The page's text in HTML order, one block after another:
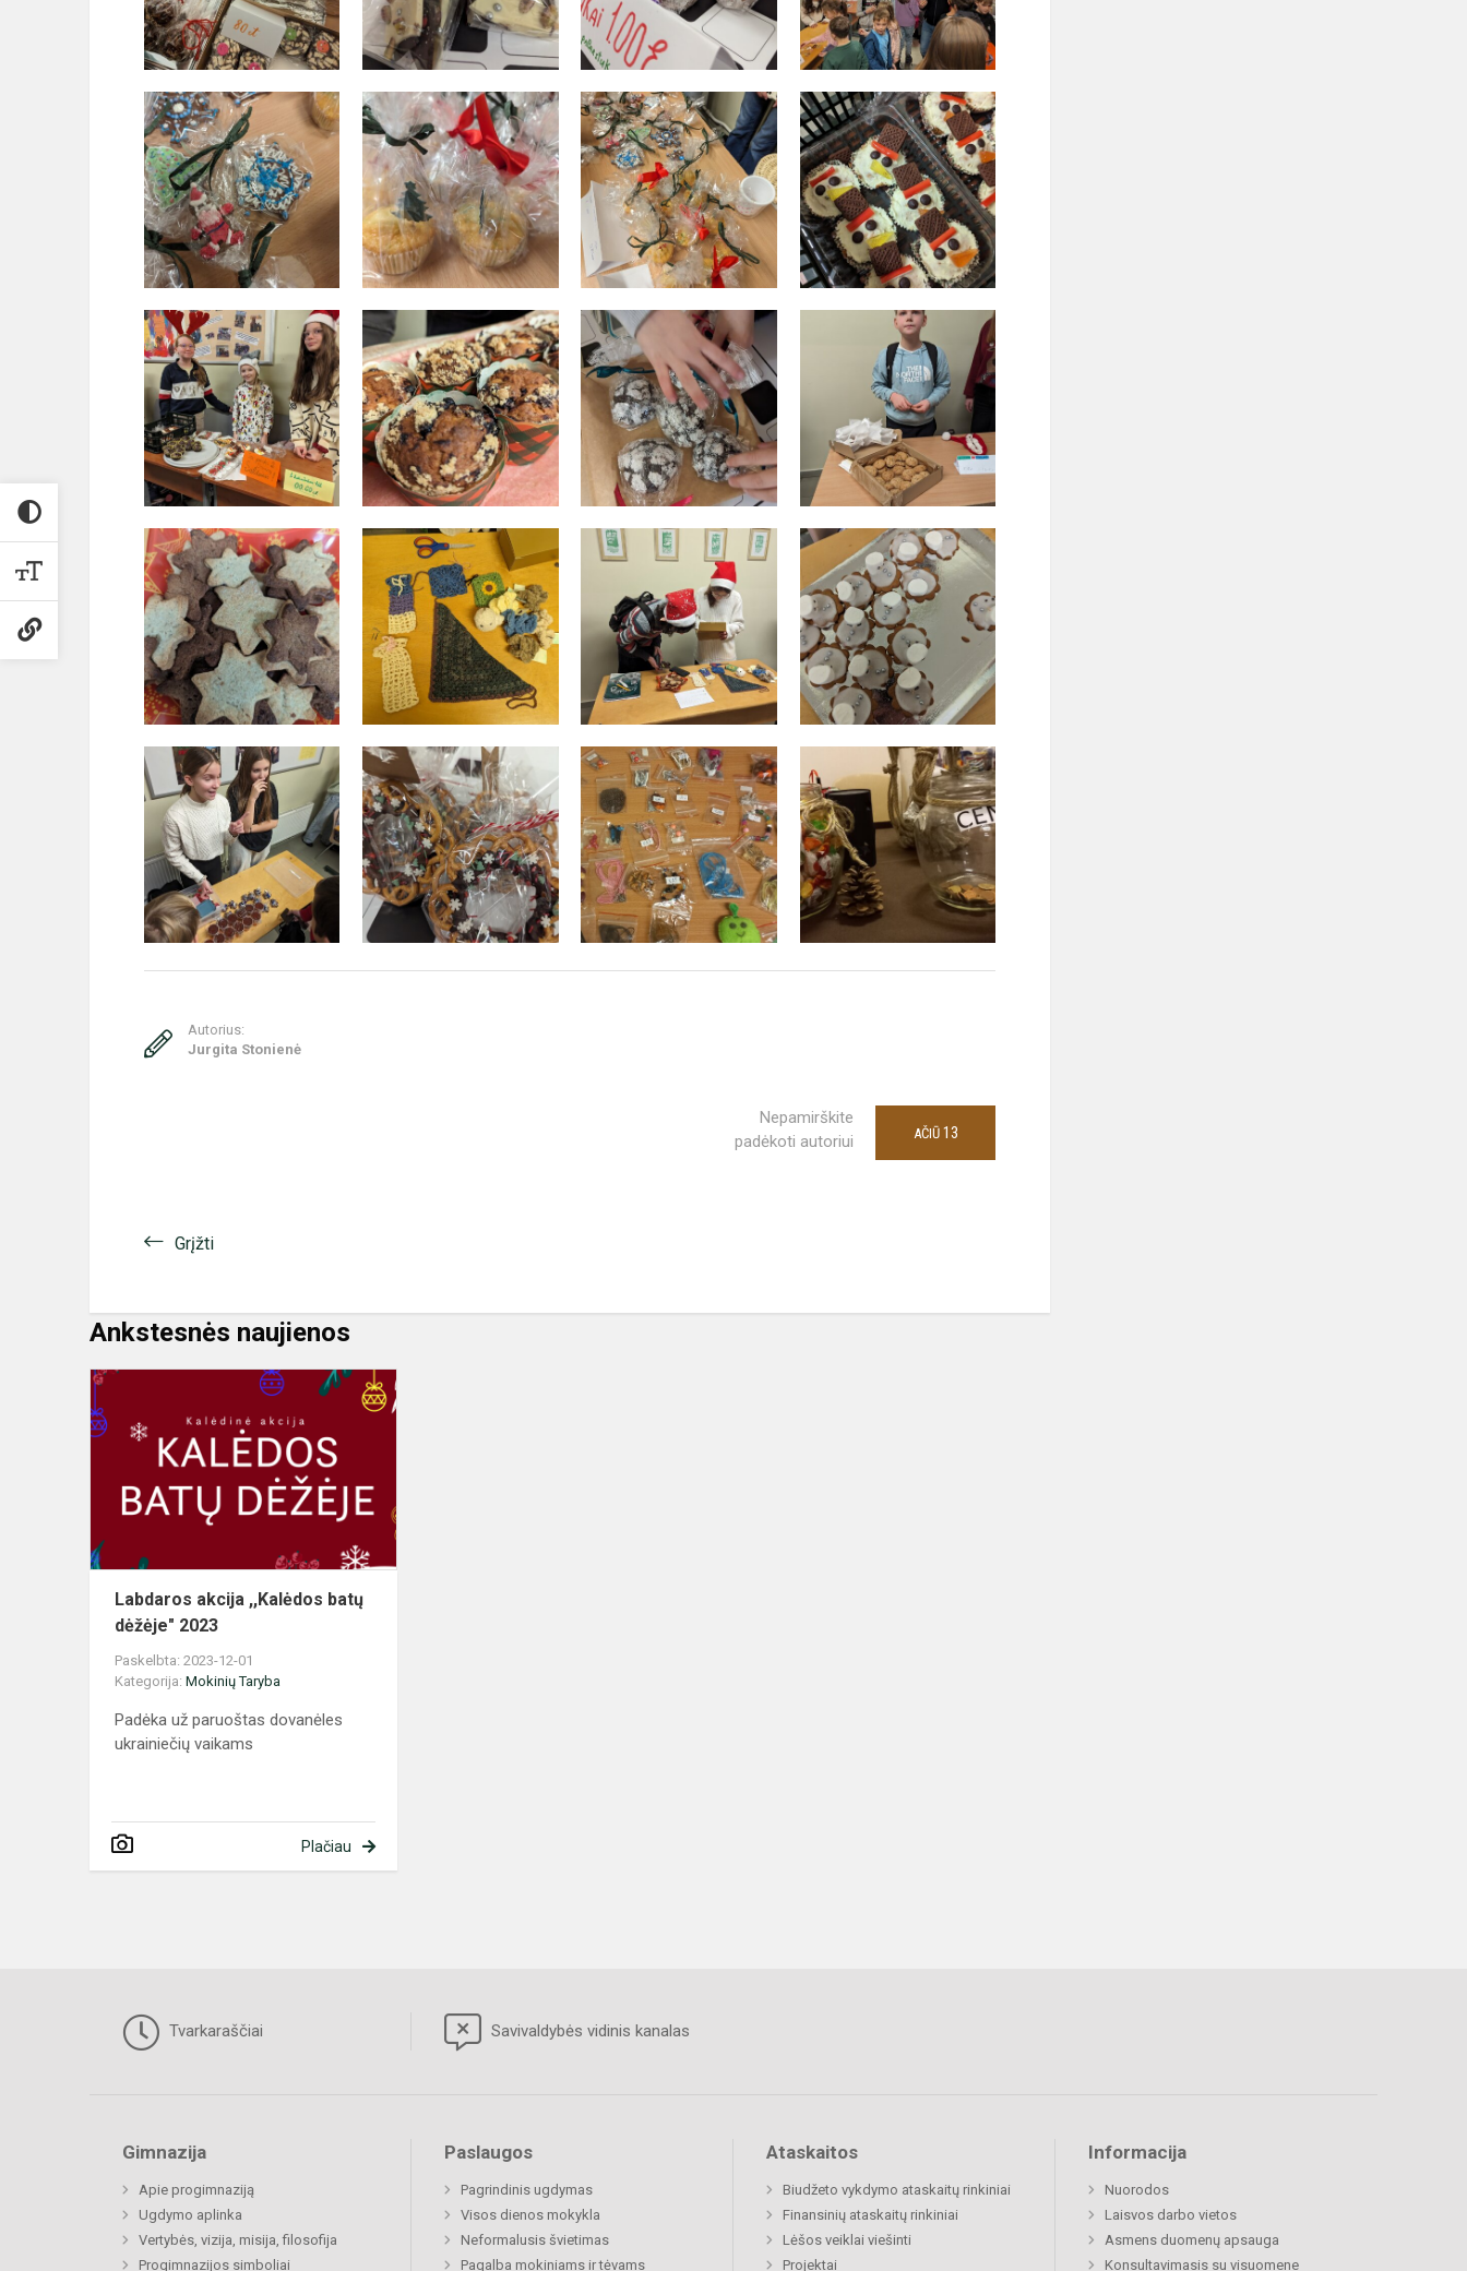
Autorius:
Jurgita Stonienė
Nepamirškite
padėkoti autoriui
AČIŪ 13
Grįžti
Ankstesnės naujienos
Labdaros
akcija
2023
Labdaros akcija ,,Kalėdos batų
dėžėje" 2023
Paskelbta: 2023-12-01
Kategorija: Mokinių Taryba
Padėka už paruoštas dovanėles
ukrainiečių vaikams
Plačiau
Tvarkaraščiai Savivaldybės vidinis kanalas
Gimnazija
Apie progimnaziją
Ugdymo aplinka
Vertybės, vizija, misija, filosofija
Progimnazijos simboliai
Paslaugos
Pagrindinis ugdymas
Visos dienos mokykla
Neformalusis švietimas
Pagalba mokiniams ir tėvams
Ataskaitos
Biudžeto vykdymo ataskaitų rinkiniai
Finansinių ataskaitų rinkiniai
Lėšos veiklai viešinti
Projektai
Informacija
Nuorodos
Laisvos darbo vietos
Asmens duomenų apsauga
Konsultavimasis su visuomene